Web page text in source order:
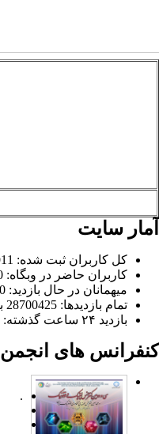
آمار سایت
کل کاربران ثبت شده: 2011 کاربر
کاربران حاضر در وبگاه: 0 کاربر
میهمانان در حال بازدید: 730 کاربر
تمام بازدید‌ها: 28700425 بازدید
بازدید ۲۴ ساعت گذشته: 34123 بازدید
کنفرانس های انجمن
.